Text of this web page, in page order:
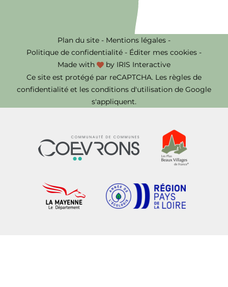
Plan du site - Mentions légales -
Politique de confidentialité - Éditer mes cookies -
Made with
by IRIS Interactive
Ce site est protégé par reCAPTCHA. Les règles de
confidentialité et les conditions d'utilisation de Google
s'appliquent.